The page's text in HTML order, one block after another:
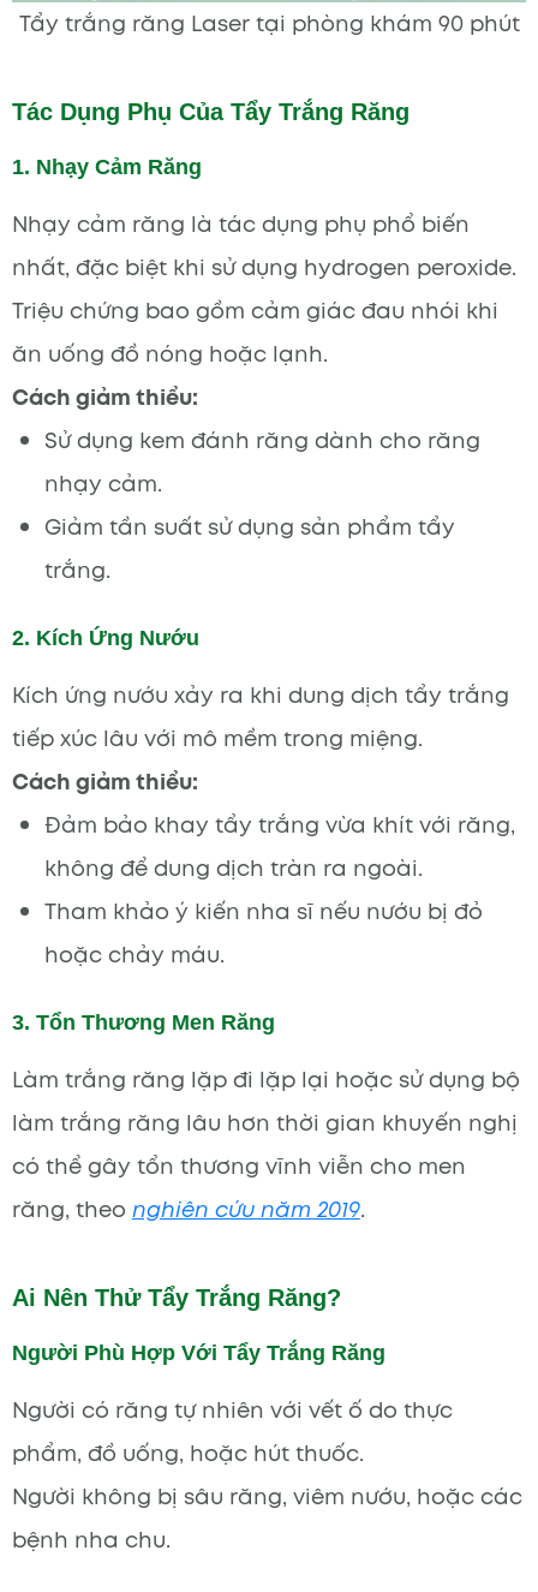
Tẩy trắng răng Laser tại phòng khám 90 phút
Tác Dụng Phụ Của Tẩy Trắng Răng
1. Nhạy Cảm Răng
Nhạy cảm răng là tác dụng phụ phổ biến
nhất, đặc biệt khi sử dụng hydrogen peroxide.
Triệu chứng bao gồm cảm giác đau nhói khi
ăn uống đồ nóng hoặc lạnh.
Cách giảm thiểu:
Sử dụng kem đánh răng dành cho răng
nhạy cảm.
Giảm tần suất sử dụng sản phẩm tẩy
trắng.
2. Kích Ứng Nướu
Kích ứng nướu xảy ra khi dung dịch tẩy trắng
tiếp xúc lâu với mô mềm trong miệng.
Cách giảm thiểu:
Đảm bảo khay tẩy trắng vừa khít với răng,
không để dung dịch tràn ra ngoài.
Tham khảo ý kiến nha sĩ nếu nướu bị đỏ
hoặc chảy máu.
3. Tổn Thương Men Răng
Làm trắng răng lặp đi lặp lại hoặc sử dụng bộ
làm trắng răng lâu hơn thời gian khuyến nghị
có thể gây tổn thương vĩnh viễn cho men
răng, theo nghiên cứu năm 2019.
Ai Nên Thử Tẩy Trắng Răng?
Người Phù Hợp Với Tẩy Trắng Răng
Người có răng tự nhiên với vết ố do thực
phẩm, đồ uống, hoặc hút thuốc.
Người không bị sâu răng, viêm nướu, hoặc các
bệnh nha chu.